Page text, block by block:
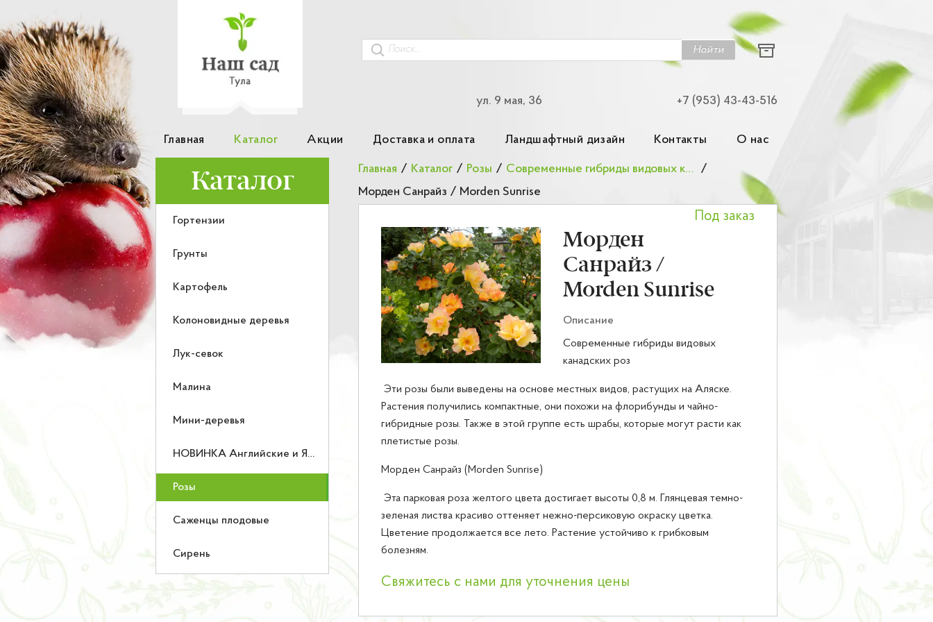
Найти
ул. 9 мая, 36 +7 (953) 43-43-516
Главная Каталог Акции Доставка и оплата Ландшафтный дизайн Контакты О нас
Каталог
Гортензии
Грунты
Картофель
Колоновидные деревья
Лук-севок
Малина
Мини-деревья
НОВИНКА Английские и Японские розы
Розы
Саженцы плодовые
Сирень
Главная / Каталог / Розы / Современные гибриды видовых канадских роз /
Морден Санрайз / Morden Sunrise
Морден
Санрайз /
Morden Sunrise
Под заказ
Описание
Современные гибриды видовых
канадских роз
Эти розы были выведены на основе местных видов, растущих на Аляске.
Растения получились компактные, они похожи на флорибунды и чайно-
гибридные розы. Также в этой группе есть шрабы, которые могут расти как
плетистые розы.
Морден Санрайз (Morden Sunrise)
Эта парковая роза желтого цвета достигает высоты 0,8 м. Глянцевая темно-
зеленая листва красиво оттеняет нежно-персиковую окраску цветка.
Цветение продолжается все лето. Растение устойчиво к грибковым
болезням.
Свяжитесь с нами для уточнения цены